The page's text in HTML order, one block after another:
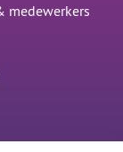
medewerkers